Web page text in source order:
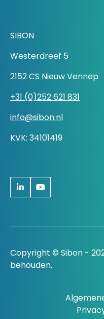
SIBON
Westerdreef 5
2152 CS Nieuw Vennep
+31 (0)252 621 831
info@sibon.nl
KVK: 34101419
Copyright © Sibon -
behouden.